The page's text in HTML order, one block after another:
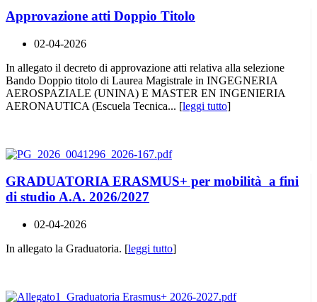
Approvazione atti Doppio Titolo
02-04-2026
In allegato il decreto di approvazione atti relativa alla selezione
Bando Doppio titolo di Laurea Magistrale in INGEGNERIA
AEROSPAZIALE (UNINA) E MASTER EN INGENIERIA
AERONAUTICA (Escuela Tecnica... [leggi tutto]
GRADUATORIA ERASMUS+ per mobilità a fini
di studio A.A. 2026/2027
02-04-2026
In allegato la Graduatoria. [leggi tutto]